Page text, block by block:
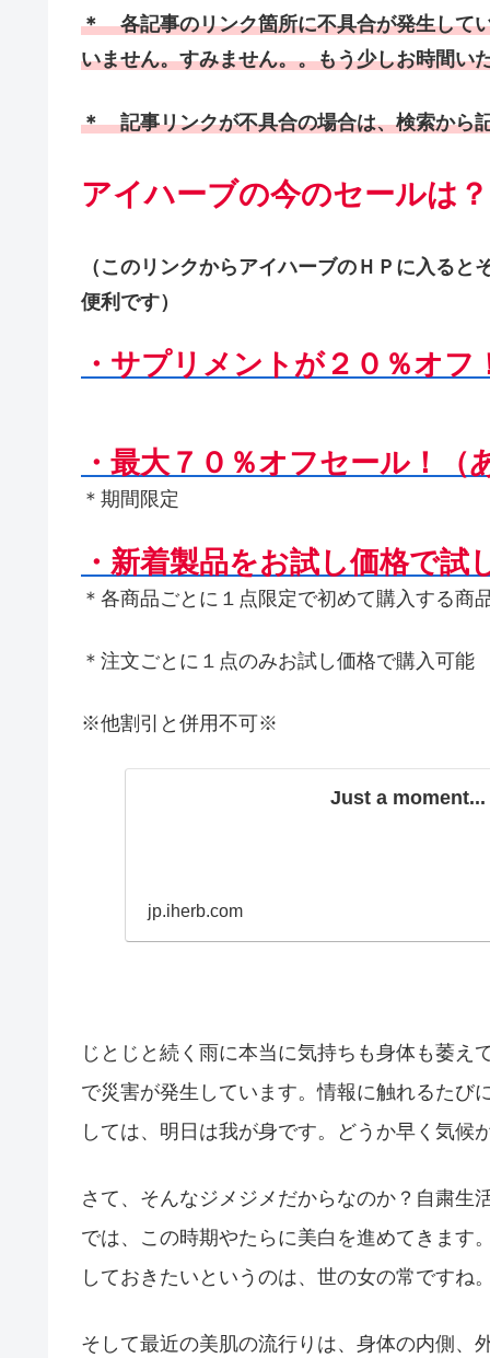
＊ 各記事のリンク箇所に不具合が発生して
いません。すみません。。もう少しお時間い
＊ 記事リンクが不具合の場合は、検索から
アイハーブの今のセールは？
（このリンクからアイハーブのＨＰに入る
便利です）
・サプリメントが２０％オフ
・最大７０％オフセール！
＊期間限定
・新着製品をお試し価格で試
＊各商品ごとに１点限定で初めて購入する商
＊注文ごとに１点のみお試し価格で購入可能
※他割引と併用不可※
Just a moment...
jp.iherb.com
じとじと続く雨に本当に気持ちも身体も萎
で災害が発生しています。情報に触れるたび
しては、明日は我が身です。どうか早く気候
さて、そんなジメジメだからなのか？自粛生
では、この時期やたらに美白を進めてきます
しておきたいというのは、世の女の常ですね
そして最近の美肌の流行りは、身体の内側、